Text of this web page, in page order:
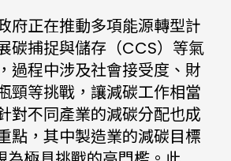
府正在推動多項能源轉型計
碳捕捉與儲存（CCS）等氣
過程中涉及社會接受度、財
頸等挑戰，讓減碳工作相當
對不同產業的減碳分配也成
點，其中製造業的減碳目標